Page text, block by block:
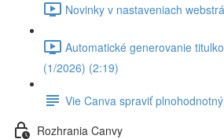
Novinky v nastaveniach
Automatické generovanie
(1/2026) (2:19)
Vie Canva spraviť
Rozhrania Canvy